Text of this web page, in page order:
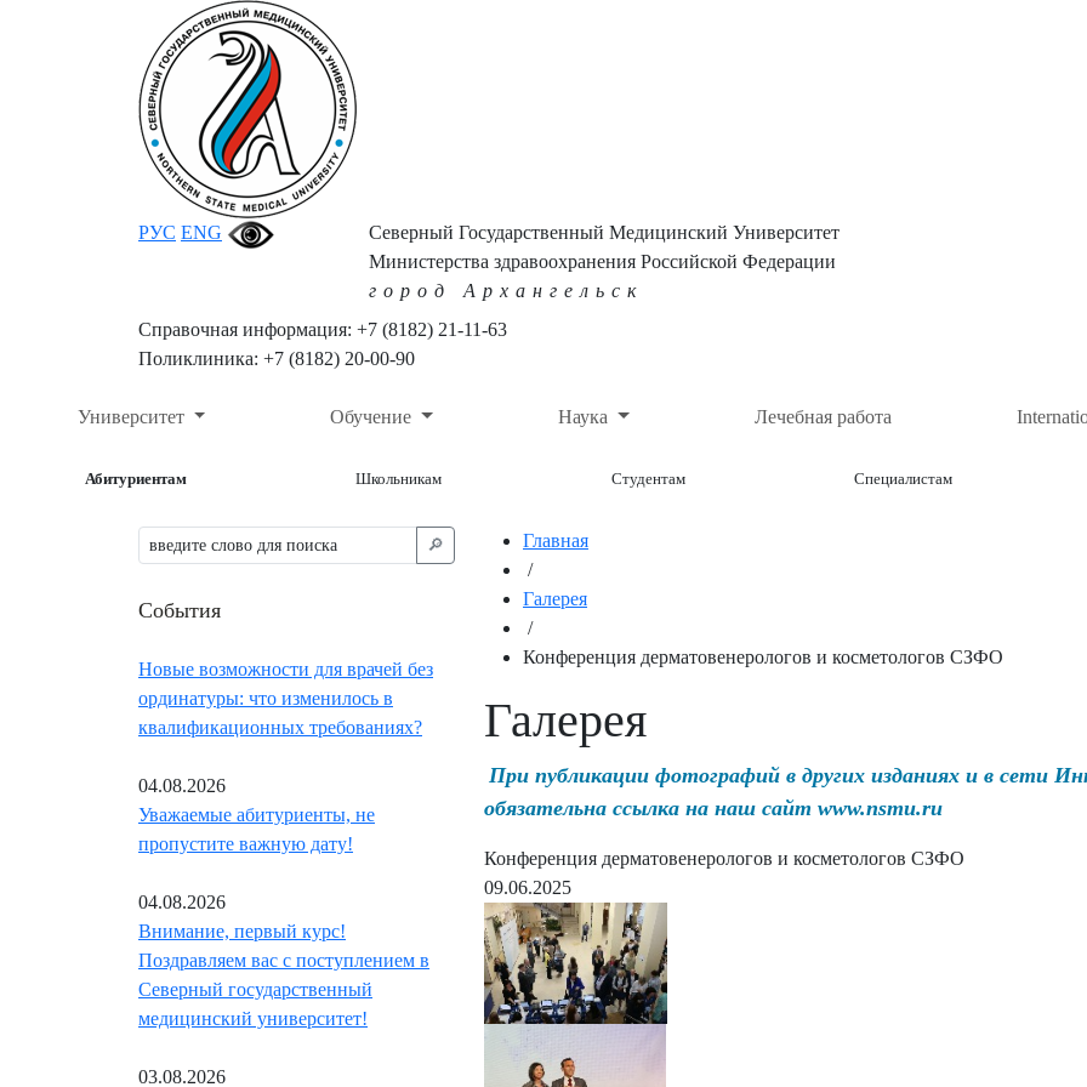
РУС ENG
Северный Государственный Медицинский Университет
Министерства здравоохранения Российской Федерации
город Архангельск
Справочная информация: +7 (8182) 21-11-63
Поликлиника: +7 (8182) 20-00-90
Университет Обучение Наука Лечебная работа
Абитуриентам Школьникам Студентам Специалистам
🔎︎
События
Новые возможности для врачей без
ординатуры: что изменилось в
квалификационных требованиях?
04.08.2026
Уважаемые абитуриенты, не
пропустите важную дату!
04.08.2026
Внимание, первый курс!
Поздравляем вас с поступлением в
Северный государственный
медицинский университет!
03.08.2026
Главная
/
Галерея
/
Конференция дерматовенерологов и косметологов СЗФО
Галерея
При публикации фотографий в других изданиях и в сети
обязательна ссылка на наш сайт www.nsmu.ru
Конференция дерматовенерологов и косметологов СЗФО
09.06.2025